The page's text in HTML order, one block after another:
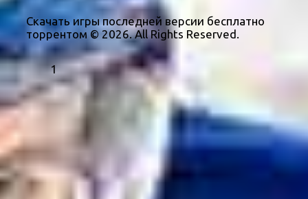
Скачать игры последней версии бесплатно
торрентом © 2026. All Rights Reserved.
1